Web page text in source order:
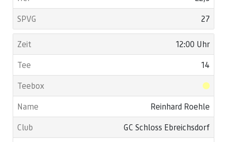
27
12:00 Uhr
14
Reinhard Roehle
GC Schloss Ebreichsdorf